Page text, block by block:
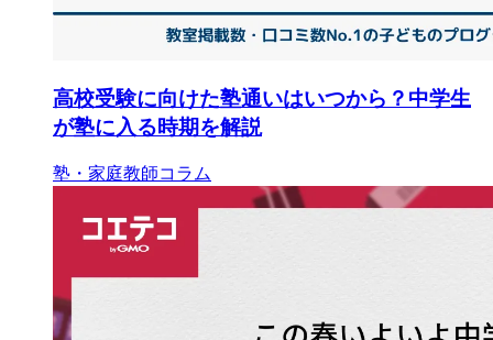
高校受験に向けた塾通いはいつから？中学生
が塾に入る時期を解説
塾・家庭教師コラム